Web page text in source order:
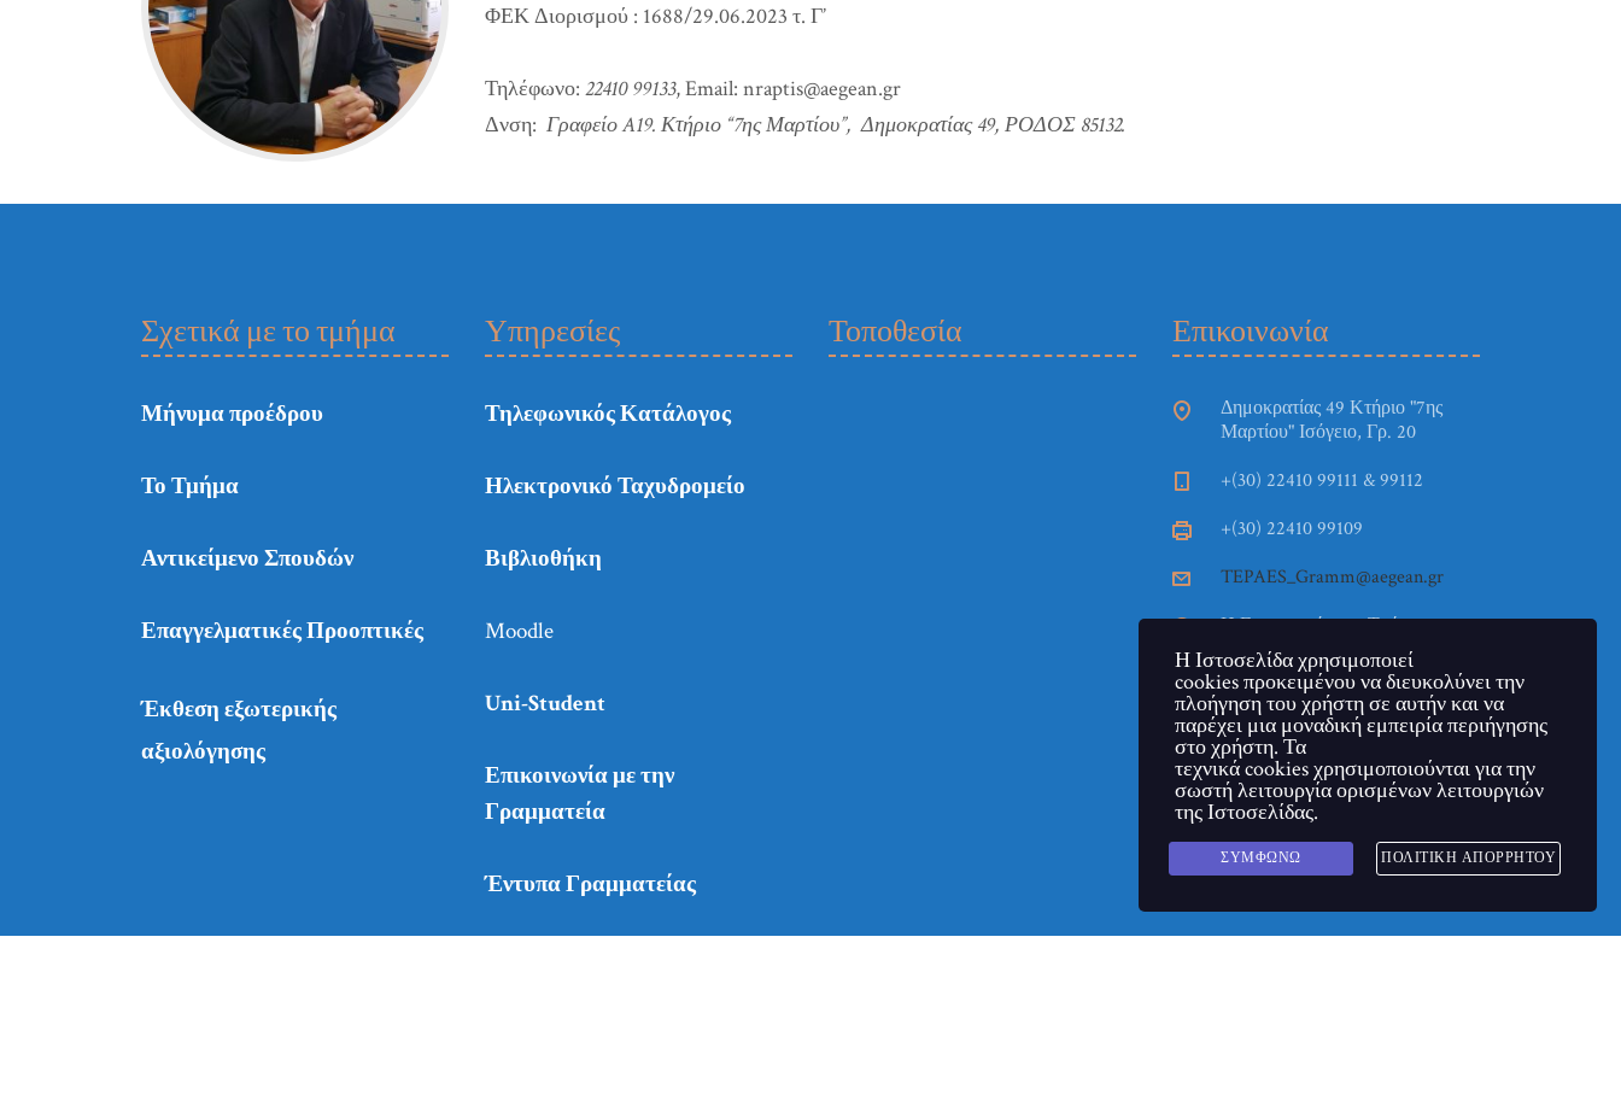
ΦΕΚ Διορισμού : 1688/29.06.2023 τ. Γ’
Τηλέφωνο: 22410 99133, Email: nraptis@aegean.gr
Δνση: Γραφείο A19. Κτήριο “7ης Μαρτίου”, Δημοκρατίας 49, ΡΟΔΟΣ 85132.
Σχετικά με το τμήμα
Μήνυμα προέδρου
Το Τμήμα
Αντικείμενο Σπουδών
Επαγγελματικές Προοπτικές
Έκθεση εξωτερικής
αξιολόγησης
Υπηρεσίες
Τηλεφωνικός Κατάλογος
Ηλεκτρονικό Ταχυδρομείο
Βιβλιοθήκη
Moodle
Uni-Student
Επικοινωνία με την
Γραμματεία
Έντυπα Γραμματείας
Τοποθεσία Επικοινωνία
Δημοκρατίας 49 Κτήριο "7ης
Μαρτίου" Ισόγειο, Γρ. 20
+(30) 22410 99111 & 99112
+(30) 22410 99109
TEPAES_Gramm@aegean.gr
Η Γραμματεία του Τμήματος
εδρεύει στην πόλη της Ρόδου στο
Κτήριο "7ης Μαρτίου". Ημέρες
και ώρες λειτουργίας: Τρίτη -
Πέμπτη και Παρασκευή 11:00
έως 13:00.
Η Ιστοσελίδα χρησιμοποιεί
cookies προκειμένου να διευκολύνει την
πλοήγηση του χρήστη σε αυτήν και να
παρέχει μια μοναδική εμπειρία περιήγησης
στο χρήστη. Τα
τεχνικά cookies χρησιμοποιούνται για την
σωστή λειτουργία ορισμένων λειτουργιών
της Ιστοσελίδας.
ΣΥΜΦΩΝΏ ΠΟΛΙΤΙΚΉ ΑΠΟΡΡΉΤΟΥ